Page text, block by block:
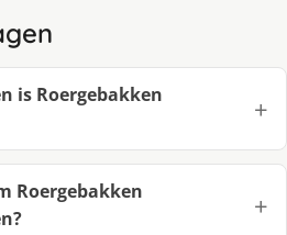
is Roergebakken
Roergebakken